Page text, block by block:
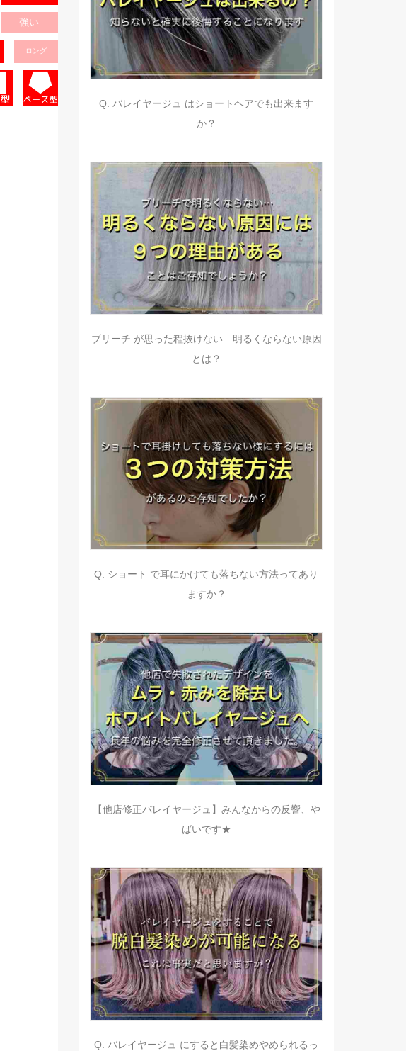
強い
ロング
Q. バレイヤージュ はショートヘアでも出来ます
か？
ブリーチ が思った程抜けない…明るくならない原因
とは？
Q. ショート で耳にかけても落ちない方法ってあり
ますか？
【他店修正バレイヤージュ】みんなからの反響、や
ばいです★
Q. バレイヤージュ にすると白髪染めやめられるっ